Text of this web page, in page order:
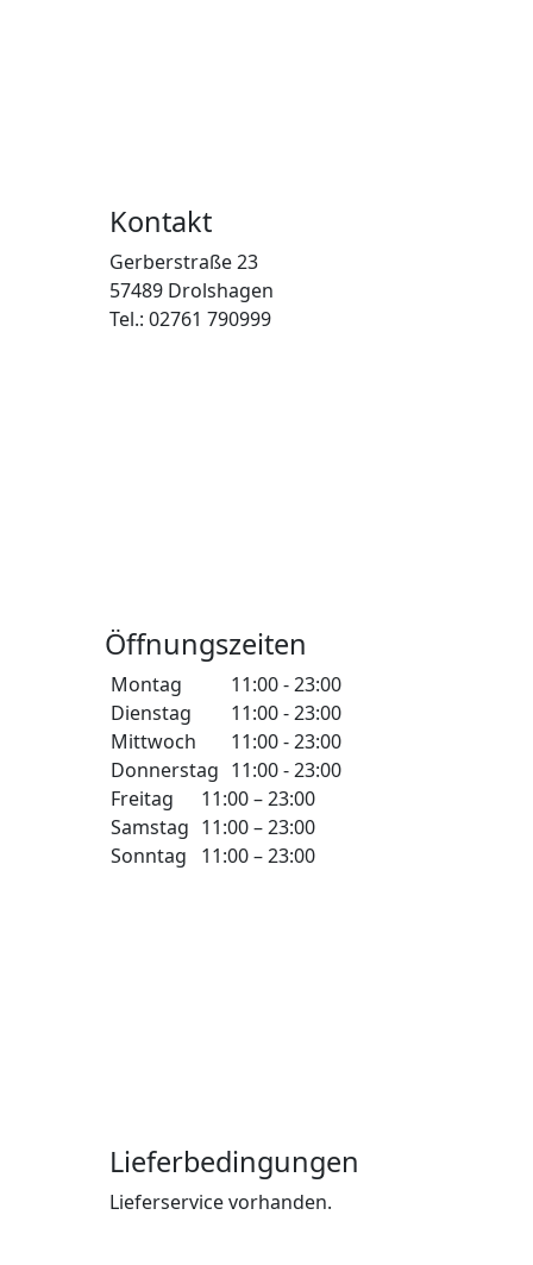
Kontakt
Gerberstraße 23
57489 Drolshagen
Tel.: 02761 790999
Öffnungszeiten
Montag
11:00 - 23:00
Dienstag
11:00 - 23:00
Mittwoch
11:00 - 23:00
Donnerstag 11:00 - 23:00
Freitag
11:00 – 23:00
Samstag 11:00 – 23:00
Sonntag
11:00 – 23:00
Lieferbedingungen
Lieferservice vorhanden.